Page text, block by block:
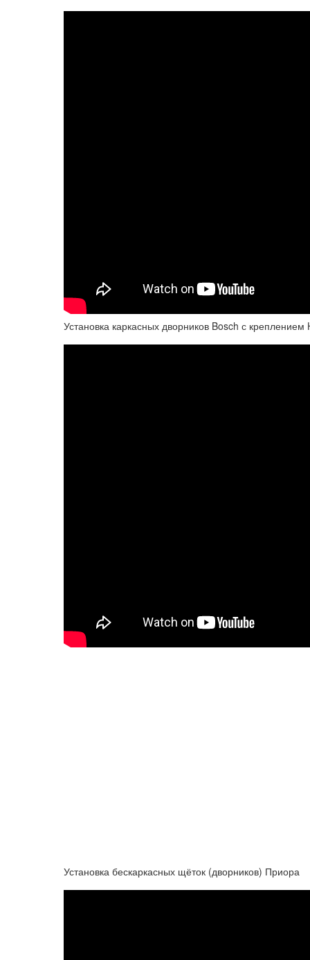
Установка каркасных дворников Bosch с креплением
Установка бескаркасных щёток (дворников) Приора